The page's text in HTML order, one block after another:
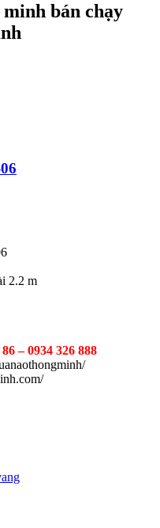
bán chạy
2.2 m
– 0934 326 888